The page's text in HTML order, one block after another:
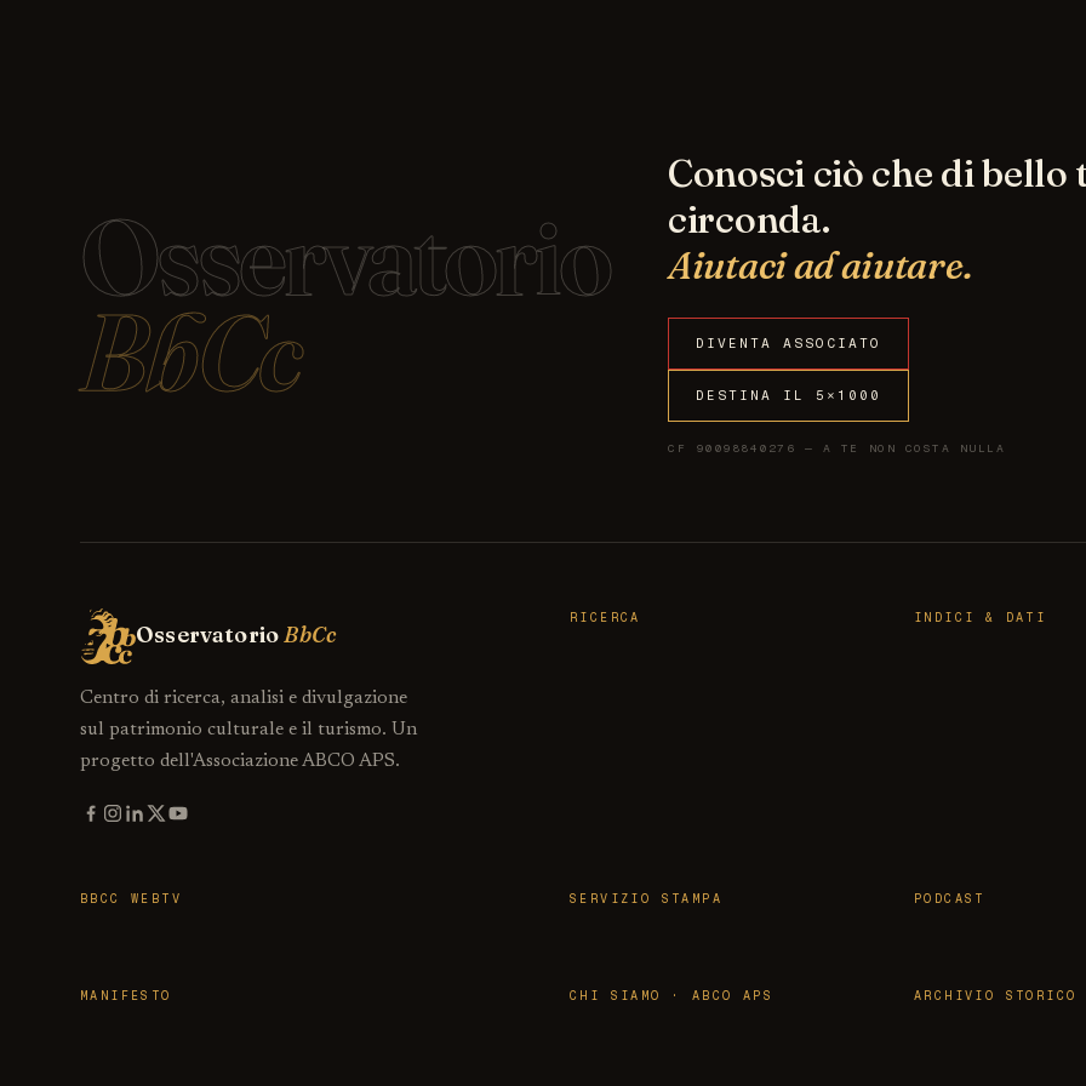
Osservatorio
BbCc
Conosci ciò che di bello
circonda.
Aiutaci ad aiutare.
DIVENTA ASSOCIATO
DESTINA IL 5×1000
CF 90098840276 — A TE NON COSTA NULLA
OsservatorioBbCc
Centro di ricerca, analisi e divulgazione
sul patrimonio culturale e il turismo. Un
progetto dell'Associazione ABCO APS.
RICERCA INDICI & DATI
BBCC WEBTV SERVIZIO STAMPA PODCAST
MANIFESTO CHI SIAMO · ABCO APS ARCHIVIO STORICO